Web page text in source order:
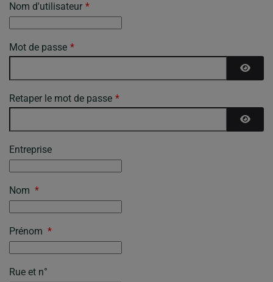
Nom d'utilisateur *
Mot de passe *
Retaper le mot de passe *
Entreprise
Nom *
Prénom *
Rue et n°